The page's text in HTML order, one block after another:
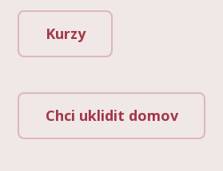
Kurzy
Chci uklidit domov